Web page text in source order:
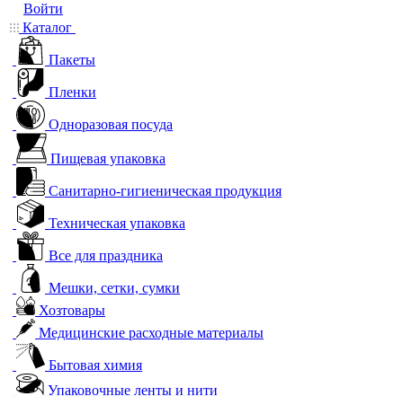
Войти
Каталог
Пакеты
Пленки
Одноразовая посуда
Пищевая упаковка
Санитарно-гигиеническая продукция
Техническая упаковка
Все для праздника
Мешки, сетки, сумки
Хозтовары
Медицинские расходные материалы
Бытовая химия
Упаковочные ленты и нити